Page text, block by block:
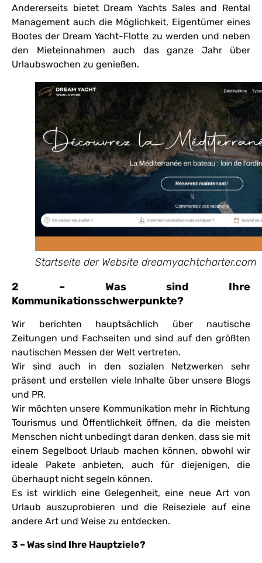
Andererseits bietet Dream Yachts Sales and Rental
Management auch die Möglichkeit, Eigentümer eines
Bootes der Dream Yacht-Flotte zu werden und neben
den Mieteinnahmen auch das ganze Jahr über
Urlaubswochen zu genießen.
Startseite der Website dreamyachtcharter.com
2 – Was sind Ihre
Kommunikationsschwerpunkte?
Wir berichten hauptsächlich über nautische
Zeitungen und Fachseiten und sind auf den größten
nautischen Messen der Welt vertreten.
Wir sind auch in den sozialen Netzwerken sehr
präsent und erstellen viele Inhalte über unsere Blogs
und PR.
Wir möchten unsere Kommunikation mehr in Richtung
Tourismus und Öffentlichkeit öffnen, da die meisten
Menschen nicht unbedingt daran denken, dass sie mit
einem Segelboot Urlaub machen können, obwohl wir
ideale Pakete anbieten, auch für diejenigen, die
überhaupt nicht segeln können.
Es ist wirklich eine Gelegenheit, eine neue Art von
Urlaub auszuprobieren und die Reiseziele auf eine
andere Art und Weise zu entdecken.
3 – Was sind Ihre Hauptziele?